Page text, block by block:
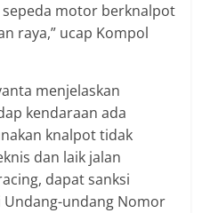
motor berknalpot
raya,” ucap Kompol
menjelaskan
kendaraan ada
knalpot tidak
dan laik jalan
dapat sanksi
Undang-undang Nomor